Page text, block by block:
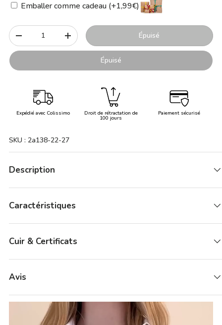
Emballer comme cadeau (+1,99€)
Qté
-
+ Épuisé
Épuisé
Expédié avec Colissimo Droit de rétractation de
100 jours
Paiement sécurisé
SKU : 2a138-22-27
Description
Caractéristiques
Cuir & Certificats
Avis